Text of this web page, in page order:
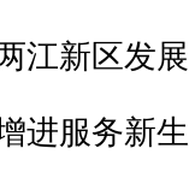
新区发
服务新